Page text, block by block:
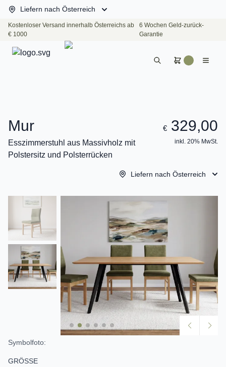
Liefern nach Österreich
Kostenloser Versand innerhalb Österreichs ab
€ 1000
6 Wochen Geld-zurück-
Garantie
Mur
Esszimmerstuhl aus Massivholz mit
Polstersitz und Polsterrücken
€ 329,00
inkl. 20% MwSt.
Liefern nach Österreich
Symbolfoto:
GRÖSSE